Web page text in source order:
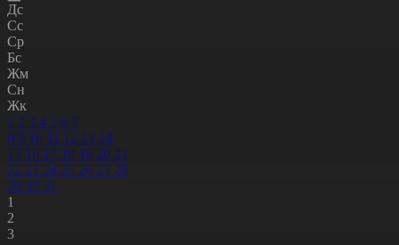
Дс
Сс
Ср
Бс
Жм
Сн
Жк
1 2 3 4 5 6 7
8 9 10 11 12 13 14
15 16 17 18 19 20 21
22 23 24 25 26 27 28
29 30 31
1
2
3